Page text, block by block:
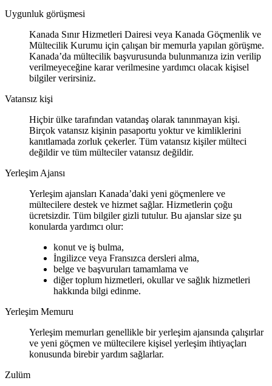
Uygunluk görüşmesi
Kanada Sınır Hizmetleri Dairesi veya Kanada Göçmenlik ve
Mültecilik Kurumu için çalışan bir memurla yapılan görüşme.
Kanada’da mültecilik başvurusunda bulunmanıza izin verilip
verilmeyeceğine karar verilmesine yardımcı olacak kişisel
bilgiler verirsiniz.
Vatansız kişi
Hiçbir ülke tarafından vatandaş olarak tanınmayan kişi.
Birçok vatansız kişinin pasaportu yoktur ve kimliklerini
kanıtlamada zorluk çekerler. Tüm vatansız kişiler mülteci
değildir ve tüm mülteciler vatansız değildir.
Yerleşim Ajansı
Yerleşim ajansları Kanada’daki yeni göçmenlere ve
mültecilere destek ve hizmet sağlar. Hizmetlerin çoğu
ücretsizdir. Tüm bilgiler gizli tutulur. Bu ajanslar size şu
konularda yardımcı olur:
konut ve iş bulma,
İngilizce veya Fransızca dersleri alma,
belge ve başvuruları tamamlama ve
diğer toplum hizmetleri, okullar ve sağlık hizmetleri
hakkında bilgi edinme.
Yerleşim Memuru
Yerleşim memurları genellikle bir yerleşim ajansında çalışırlar
ve yeni göçmen ve mültecilere kişisel yerleşim ihtiyaçları
konusunda birebir yardım sağlarlar.
Zulüm